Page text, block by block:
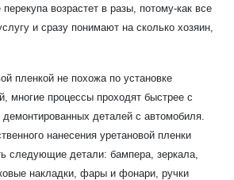
возрастет в разы, потому-как все
и сразу понимают на сколько хозяин,
пленкой не похожа по установке
многие процессы проходят быстрее с
деталей с автомобиля.
нанесения уретановой пленки
следующие детали: бампера, зеркала,
накладки, фары и фонари, ручки